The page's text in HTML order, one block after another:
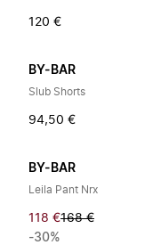
120 €
BY-BAR
Slub Shorts
94,50 €
BY-BAR
Leila Pant Nrx
118 €168 €
-30%